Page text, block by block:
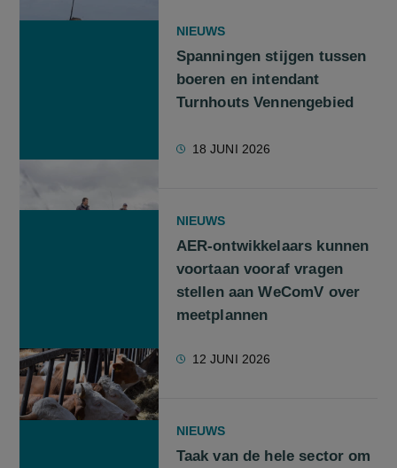
NIEUWS
Spanningen stijgen tussen
boeren en intendant
Turnhouts Vennengebied
18 JUNI 2026
NIEUWS
AER-ontwikkelaars kunnen
voortaan vooraf vragen
stellen aan WeComV over
meetplannen
12 JUNI 2026
NIEUWS
Taak van de hele sector om